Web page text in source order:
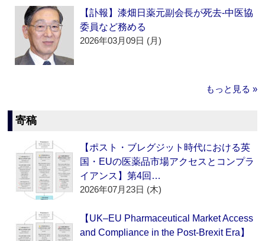
【訃報】漆畑日薬元副会長が死去‐中医協
委員など務める
2026年03月09日 (月)
もっと見る »
寄稿
【ポスト・ブレグジット時代における英
国・EUの医薬品市場アクセスとコンプラ
イアンス】第4回…
2026年07月23日 (木)
【UK–EU Pharmaceutical Market Access
and Compliance in the Post-Brexit Era】